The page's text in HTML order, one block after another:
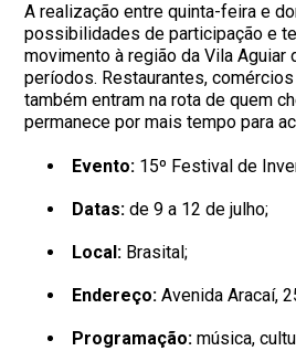
A realização entre quinta-feira e
possibilidades de participação e
movimento à região da Vila Aguiar
períodos. Restaurantes,
também entram na rota de quem
permanece por mais tempo para
Evento:15º Festival de
Datas:de 9 a 12 de julho;
Local:Brasital;
Endereço:Avenida Aracaí,
Programação:música,